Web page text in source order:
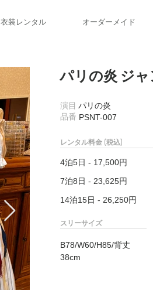
衣装レンタル オーダーメイド
パリの炎 ジャ
​演目 パリの炎
​品番 PSNT-007
レンタル料金 (税込)
4泊5日 - 17,500円
7泊8日 - 23,625円
14泊15日 - 26,250円
スリーサイズ
B78/W60/H85/背丈
38cm